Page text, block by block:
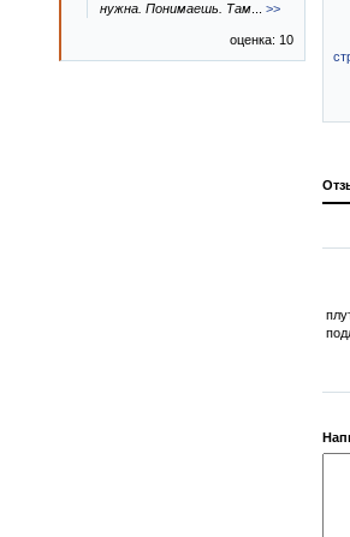
нужна. Понимаешь. Там
>>
оценка: 10